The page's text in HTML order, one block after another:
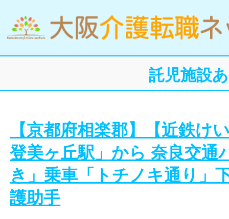
託児施設
【京都府相楽郡】【近鉄け
登美ヶ丘駅」から 奈良交通
き」乗車「トチノキ通り」
護助手